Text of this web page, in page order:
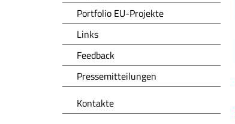
Portfolio EU-Projekte
Links
Feedback
Pressemitteilungen
Kontakte